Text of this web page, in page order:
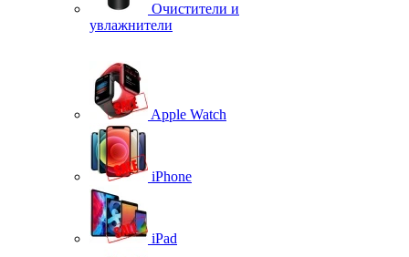
Очистители и
увлажнители
Apple Watch
iPhone
iPad